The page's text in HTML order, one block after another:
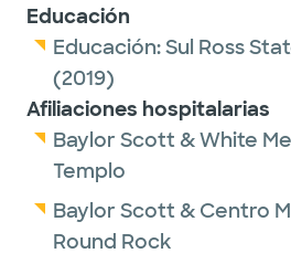
Educación
Educación:Sul Ross
(2019)
Afiliaciones hospitalarias
Baylor Scott & White
Templo
Baylor Scott & Centro
Round Rock